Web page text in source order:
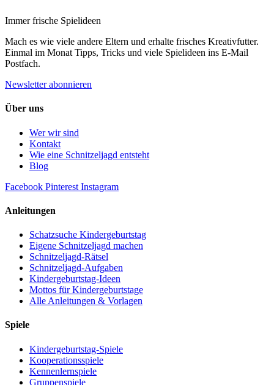
Immer frische Spielideen
Mach es wie viele andere Eltern und erhalte frisches Kreativfutter.
Einmal im Monat Tipps, Tricks und viele Spielideen ins E-Mail
Postfach.
Newsletter abonnieren
Über uns
Wer wir sind
Kontakt
Wie eine Schnitzeljagd entsteht
Blog
Facebook Pinterest Instagram
Anleitungen
Schatzsuche Kindergeburtstag
Eigene Schnitzeljagd machen
Schnitzeljagd-Rätsel
Schnitzeljagd-Aufgaben
Kindergeburtstag-Ideen
Mottos für Kindergeburtstage
Alle Anleitungen & Vorlagen
Spiele
Kindergeburtstag-Spiele
Kooperationsspiele
Kennenlernspiele
Gruppenspiele